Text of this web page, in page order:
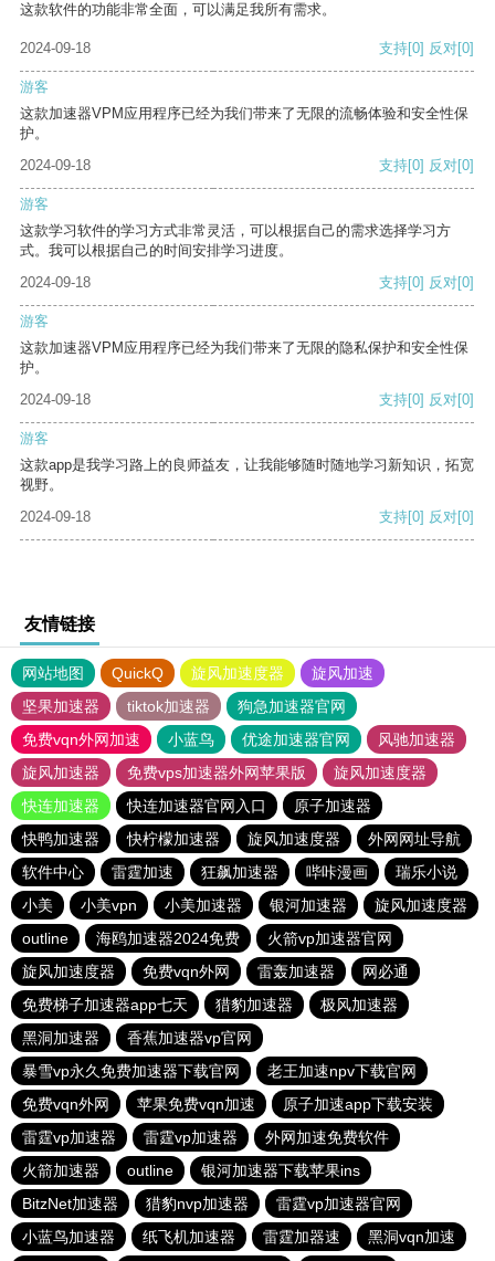
这款软件的功能非常全面，可以满足我所有需求。
2024-09-18 支持[0] 反对[0]
游客
这款加速器VPM应用程序已经为我们带来了无限的流畅体验和安全性保
护。
2024-09-18
支持[0] 反对[0]
游客
这款学习软件的学习方式非常灵活，可以根据自己的需求选择学习方
式。我可以根据自己的时间安排学习进度。
2024-09-18
支持[0] 反对[0]
游客
这款加速器VPM应用程序已经为我们带来了无限的隐私保护和安全性保
护。
2024-09-18
支持[0] 反对[0]
游客
这款app是我学习路上的良师益友，让我能够随时随地学习新知识，拓宽
视野。
2024-09-18
支持[0] 反对[0]
友情链接
网站地图 QuickQ 旋风加速度器
旋风加速
坚果加速器
tiktok加速器
狗急加速器官网
免费vqn外网加速
小蓝鸟 优途加速器官网
风驰加速器
旋风加速器
免费vps加速器外网苹果版
旋风加速度器
快连加速器
快连加速器官网入口
原子加速器
快鸭加速器
快柠檬加速器 旋风加速度器
外网网址导航
软件中心
雷霆加速 狂飙加速器 哔咔漫画
瑞乐小说
小美
小美vpn 小美加速器 银河加速器
旋风加速度器
outline
海鸥加速器2024免费
火箭vp加速器官网
旋风加速度器
免费vqn外网 雷轰加速器
网必通
免费梯子加速器app七天
猎豹加速器
极风加速器
黑洞加速器
香蕉加速器vp官网
暴雪vp永久免费加速器下载官网
老王加速npv下载官网
免费vqn外网
苹果免费vqn加速
原子加速app下载安装
雷霆vp加速器
雷霆vp加速器
外网加速免费软件
火箭加速器
outline
银河加速器下载苹果ins
BitzNet加速器
猎豹nvp加速器
雷霆vp加速器官网
小蓝鸟加速器
纸飞机加速器 雷霆加器速 黑洞vqn加速